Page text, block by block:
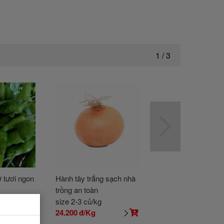
1 /3
tươi ngon
Hành tây trắng sạch nhà
trồng an toàn
size 2-3 củ/kg
24.200đ/Kg